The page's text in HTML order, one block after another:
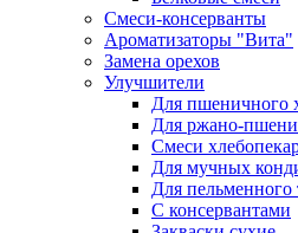
Смеси-консерванты
Ароматизаторы "Вита"
Замена орехов
Улучшители
Для пшеничного
Для ржано-
Смеси
Для мучных
Для пельменного
С консервантами